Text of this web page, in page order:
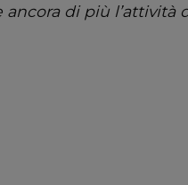
di più l’attività